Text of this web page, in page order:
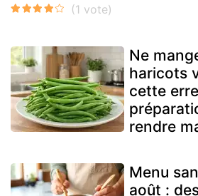
Ne
haricots
cette
rendre
Menu
août :